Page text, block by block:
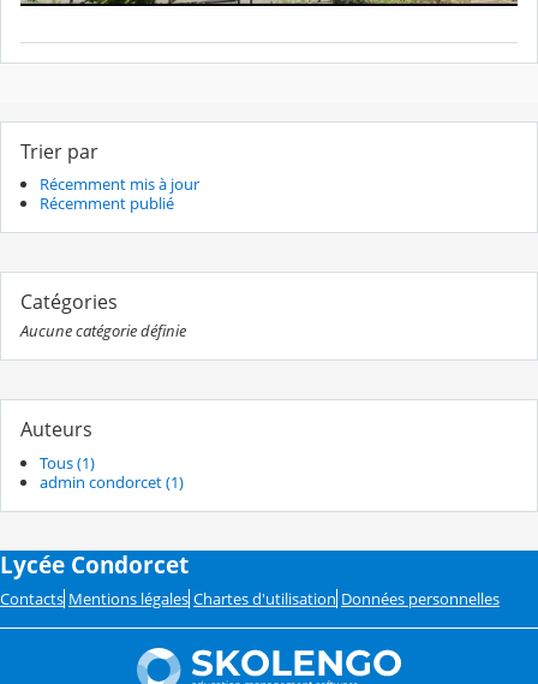
Trier par
Récemment mis à jour
Récemment publié
Catégories
Aucune catégorie définie
Auteurs
Tous (1)
admin condorcet (1)
Lycée Condorcet
Contacts Mentions légales Chartes d'utilisation Données personnelles